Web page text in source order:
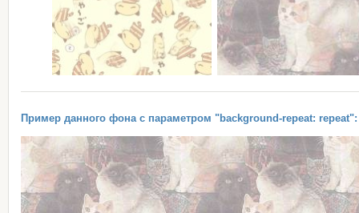
Пример данного фона с параметром "background-repeat: repeat":